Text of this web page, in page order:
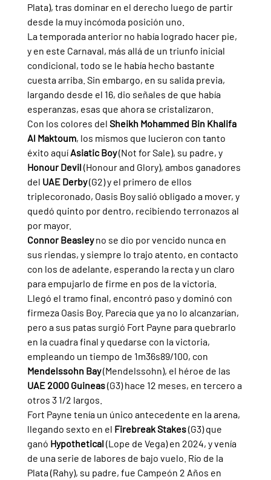
Plata), tras dominar en el derecho luego de partir
desde la muy incómoda posición uno.
La temporada anterior no había logrado hacer pie,
y en este Carnaval, más allá de un triunfo inicial
condicional, todo se le había hecho bastante
cuesta arriba. Sin embargo, en su salida previa,
largando desde el 16, dio señales de que había
esperanzas, esas que ahora se cristalizaron.
Con los colores del Sheikh Mohammed Bin Khalifa
Al Maktoum, los mismos que lucieron con tanto
éxito aquí Asiatic Boy (Not for Sale), su padre, y
Honour Devil (Honour and Glory), ambos ganadores
del UAE Derby (G2) y el primero de ellos
triplecoronado, Oasis Boy salió obligado a mover, y
quedó quinto por dentro, recibiendo terronazos al
por mayor.
Connor Beasley no se dio por vencido nunca en
sus riendas, y siempre lo trajo atento, en contacto
con los de adelante, esperando la recta y un claro
para empujarlo de firme en pos de la victoria.
Llegó el tramo final, encontró paso y dominó con
firmeza Oasis Boy. Parecía que ya no lo alcanzarían,
pero a sus patas surgió Fort Payne para quebrarlo
en la cuadra final y quedarse con la victoria,
empleando un tiempo de 1m36s89/100, con
Mendelssohn Bay (Mendelssohn), el héroe de las
UAE 2000 Guineas (G3) hace 12 meses, en tercero a
otros 3 1/2 largos.
Fort Payne tenía un único antecedente en la arena,
llegando sexto en el Firebreak Stakes (G3) que
ganó Hypothetical (Lope de Vega) en 2024, y venía
de una serie de labores de bajo vuelo. Río de la
Plata (Rahy), su padre, fue Campeón 2 Años en